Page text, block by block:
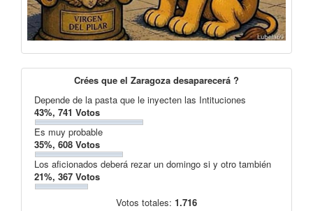
Crées que el Zaragoza desaparecerá ?
Depende de la pasta que le inyecten las Intituciones
43%, 741 Votos
Es muy probable
35%, 608 Votos
Los aficionados deberá rezar un domingo si y otro también
21%, 367 Votos
Votos totales: 1.716